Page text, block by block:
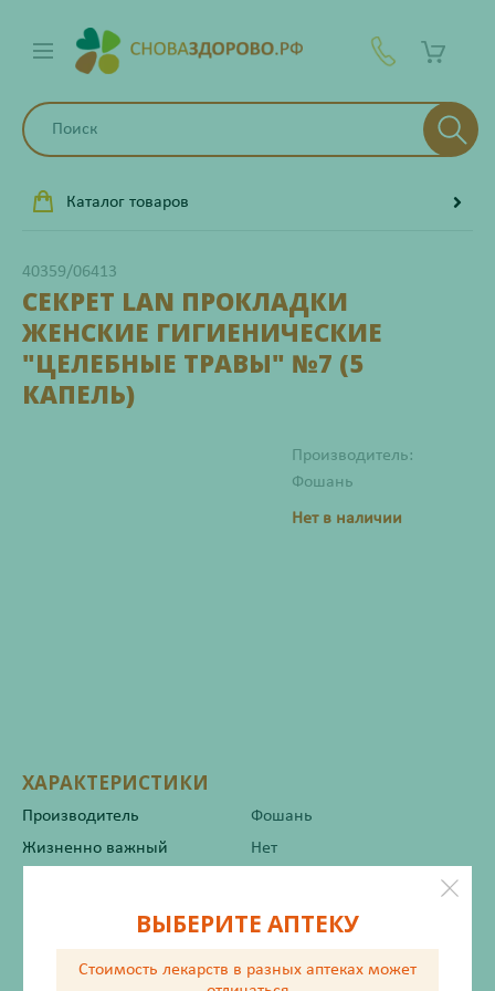
Каталог товаров
40359/06413
СЕКРЕТ LAN ПРОКЛАДКИ
ЖЕНСКИЕ ГИГИЕНИЧЕСКИЕ
"ЦЕЛЕБНЫЕ ТРАВЫ" №7 (5
КАПЕЛЬ)
Производитель:
Фошань
Нет в наличии
ХАРАКТЕРИСТИКИ
Производитель
Фошань
Жизненно важный
Нет
Инструкция по применению
ВЫБЕРИТЕ АПТЕКУ
Стоимость лекарств в разных аптеках может